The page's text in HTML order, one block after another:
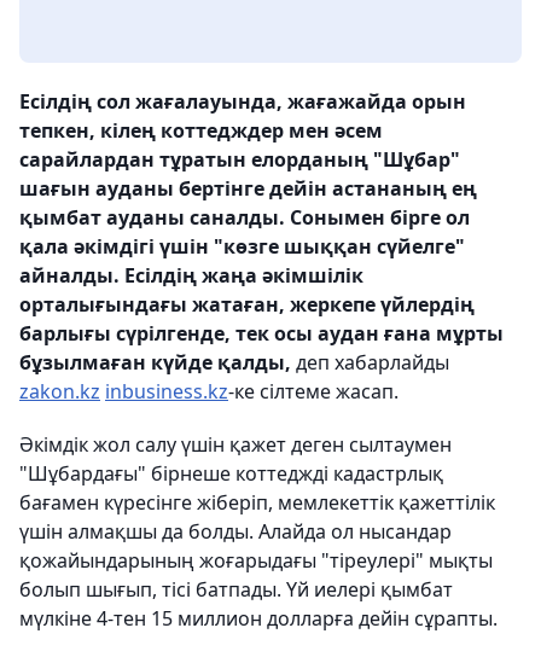
Есілдің сол жағалауында, жағажайда орын
тепкен, кілең коттедждер мен әсем
сарайлардан тұратын елорданың "Шұбар"
шағын ауданы бертінге дейін астананың ең
қымбат ауданы саналды. Сонымен бірге ол
қала әкімдігі үшін "көзге шыққан сүйелге"
айналды. Есілдің жаңа әкімшілік
орталығындағы жатаған, жеркепе үйлердің
барлығы сүрілгенде, тек осы аудан ғана мұрты
бұзылмаған күйде қалды, деп хабарлайды
zakon.kz inbusiness.kz-ке сілтеме жасап.
Әкімдік жол салу үшін қажет деген сылтаумен
"Шұбардағы" бірнеше коттеджді кадастрлық
бағамен күресінге жіберіп, мемлекеттік қажеттілік
үшін алмақшы да болды. Алайда ол нысандар
қожайындарының жоғарыдағы "тіреулері" мықты
болып шығып, тісі батпады. Үй иелері қымбат
мүлкіне 4-тен 15 миллион долларға дейін сұрапты.